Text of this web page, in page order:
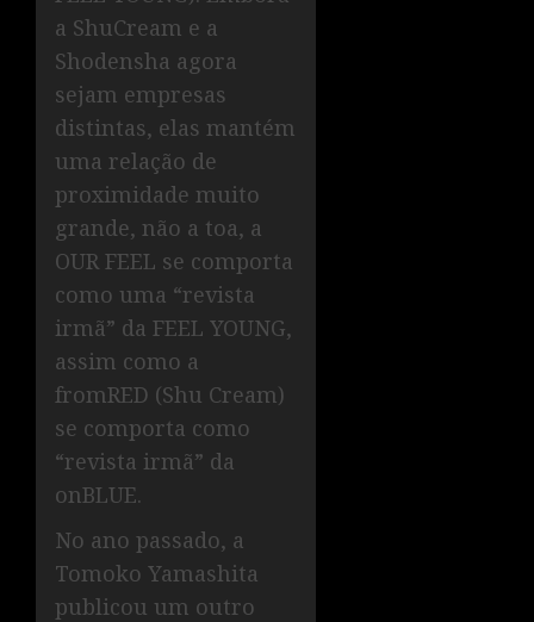
a ShuCream e a
Shodensha agora
sejam empresas
distintas, elas mantém
uma relação de
proximidade muito
grande, não a toa, a
OUR FEEL se comporta
como uma “revista
irmã” da FEEL YOUNG,
assim como a
fromRED (Shu Cream)
se comporta como
“revista irmã” da
onBLUE.
No ano passado, a
Tomoko Yamashita
publicou um outro